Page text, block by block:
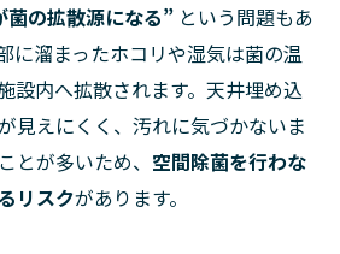
菌の拡散源になる” という問題もあ
に溜まったホコリや湿気は菌の温
設内へ拡散されます。天井埋め込
見えにくく、汚れに気づかないま
とが多いため、 空間除菌を行わな
リスクがあります。